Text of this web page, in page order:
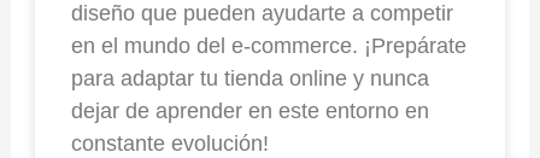
diseño que pueden ayudarte a competir
en el mundo del e-commerce. ¡Prepárate
para adaptar tu tienda online y nunca
dejar de aprender en este entorno en
constante evolución!